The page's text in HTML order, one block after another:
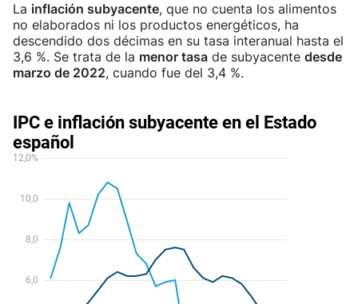
La inflación subyacente, que no cuenta los alimentos
no elaborados ni los productos energéticos, ha
descendido dos décimas en su tasa interanual hasta el
3,6 %. Se trata de la menor tasa de subyacente desde
marzo de 2022, cuando fue del 3,4 %.